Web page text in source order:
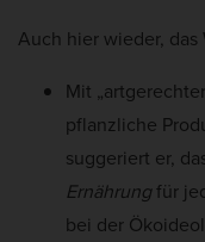
Auch hier wieder, das
Mit
pflanzliche
suggeriert er,
Ernährungfür
bei der